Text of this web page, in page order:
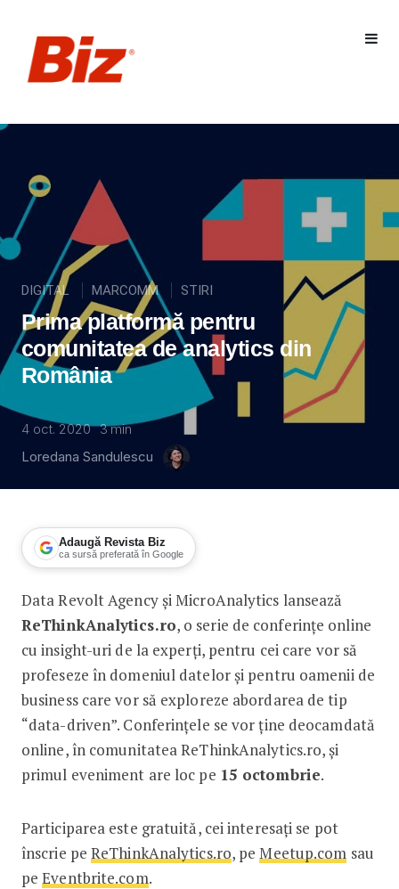
DIGITAL MARCOMM STIRI
Prima platformă pentru
comunitatea de analytics din
România
4 oct. 2020 3min
Loredana Sandulescu
Adaugă Revista Biz
ca sursă preferată în Google
Prima platformă pentru comunitatea
Data Revolt Agency și MicroAnalytics lansează
ReThinkAnalytics.ro, o serie de conferințe online
cu insight-uri de la experți, pentru cei care vor să
profeseze în domeniul datelor și pentru oamenii de
business care vor să exploreze abordarea de tip
“data-driven”. Conferințele se vor ține deocamdată
online, în comunitatea ReThinkAnalytics.ro, și
primul eveniment are loc pe 15 octombrie.
Participarea este gratuită, cei interesați se pot
înscrie peReThinkAnalytics.ro, peMeetup.com sau
peEventbrite.com.